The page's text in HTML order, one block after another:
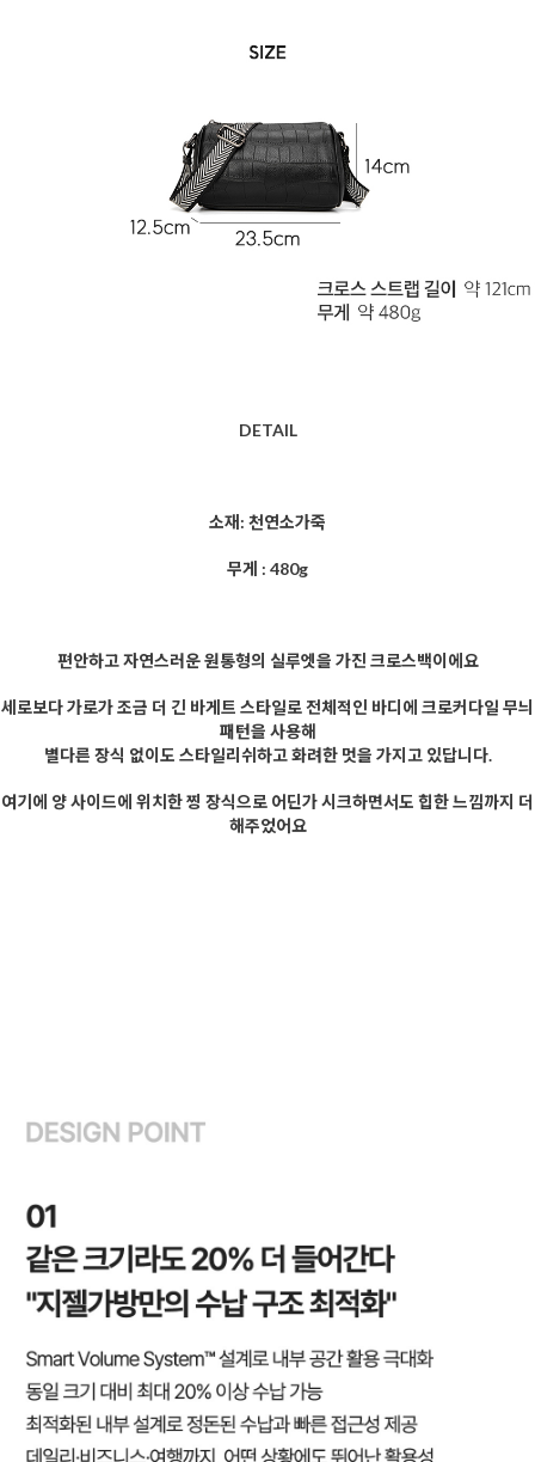
DETAIL
소재: 천연소가죽
무게 : 480g
편안하고 자연스러운 원통형의 실루엣을 가진 크로스백이에요
세로보다 가로가 조금 더 긴 바게트 스타일로 전체적인 바디에 크로커다일 무늬
패턴을 사용해
별다른 장식 없이도 스타일리쉬하고 화려한 멋을 가지고 있답니다.
여기에 양 사이드에 위치한 찡 장식으로 어딘가 시크하면서도 힙한 느낌까지 더
해주었어요